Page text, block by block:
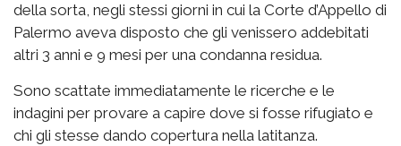
della sorta, negli stessi giorni in cui la Corte d’Appello di
Palermo aveva disposto che gli venissero addebitati
altri 3 anni e 9 mesi per una condanna residua.
Sono scattate immediatamente le ricerche e le
indagini per provare a capire dove si fosse rifugiato e
chi gli stesse dando copertura nella latitanza.